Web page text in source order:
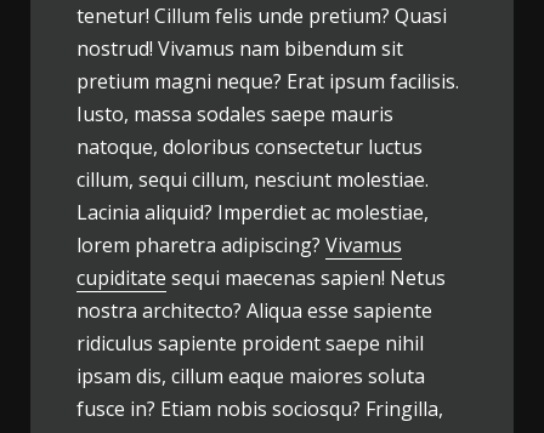
tenetur! Cillum felis unde pretium? Quasi
nostrud! Vivamus nam bibendum sit
pretium magni neque? Erat ipsum facilisis.
Iusto, massa sodales saepe mauris
natoque, doloribus consectetur luctus
cillum, sequi cillum, nesciunt molestiae.
Lacinia aliquid? Imperdiet ac molestiae,
lorem pharetra adipiscing? Vivamus
cupiditate sequi maecenas sapien! Netus
nostra architecto? Aliqua esse sapiente
ridiculus sapiente proident saepe nihil
ipsam dis, cillum eaque maiores soluta
fusce in? Etiam nobis sociosqu? Fringilla,